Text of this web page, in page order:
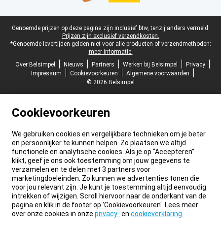
Juridische voettekst
Genoemde prijzen op deze pagina zijn inclusief btw, tenzij anders vermeld.
Prijzen zijn exclusief verzendkosten.
*Genoemde levertijden gelden niet voor alle producten of verzendmethoden:
meer informatie.
Over Belsimpel
Nieuws Partners Werken bij Belsimpel
Privacy
Impressum
Cookievoorkeuren
Algemene voorwaarden
© 2026 Belsimpel
Cookievoorkeuren
We gebruiken cookies en vergelijkbare technieken om je beter
en persoonlijker te kunnen helpen. Zo plaatsen we altijd
functionele en analytische cookies. Als je op “Accepteren”
klikt, geef je ons ook toestemming om jouw gegevens te
verzamelen en te delen met 3 partners voor
marketingdoeleinden. Zo kunnen we advertenties tonen die
voor jou relevant zijn. Je kunt je toestemming altijd eenvoudig
intrekken of wijzigen. Scroll hiervoor naar de onderkant van de
pagina en klik in de footer op 'Cookievoorkeuren'. Lees meer
over onze cookies in onze privacy- en cookieverklaring